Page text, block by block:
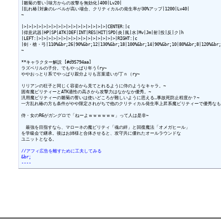
|雛菊の誓い|味方からの攻撃を無効化|400|Lv20|
|乱れ椿|対象のレベルが高い場合、クリティカルの発生率が30%アップ|1200|Lv40|
~
|>|>|>|>|>|>|>|>|>|>|>|>|>|>|>|>|>|CENTER:|c
|得意武器|HP|SP|ATK|DEF|INT|RES|HIT|SPD|炎|風|水|Mv|Jm|射|投|反|ク|h
|LEFT:|>|>|>|>|>|>|>|>|>|>|>|>|>|>|>|>|RIGHT:|c
|剣・槍・弓
~
**キャラクター解説 [#d95794aa]
ラズベリルの子分。でもやっぱり年う(ry~
ややおっとり系でやっぱり親分よりも言葉遣いが丁ｎ（ry~
リリアンの狂子と同じく容姿から見てとれるように侍のようなキャラ。~
固有魔ビリティーとATK適性の高さから攻撃力はなかなか優秀。~
汎用魔ビリティーの雛菊の誓いは使いどころが難しいように思える…事故死防止程度か？~
一方乱れ椿の方も条件がやや限定されがちで他のクリティカル発生率上昇系魔ビリティーで優秀な
侍・女のR6がガングロで「ねーよｗｗｗｗｗｗ」って人は是非~
最強を目指すなら、マローネの魔ビリティ「魂の絆」と回復魔法「オメガヒール」
を学級会で継承。後はお姉様と合体させると、攻守共に優れたオールラウンドな
ユニットとなる。
//アフィ広告を離すために工夫してみる
&br;
----